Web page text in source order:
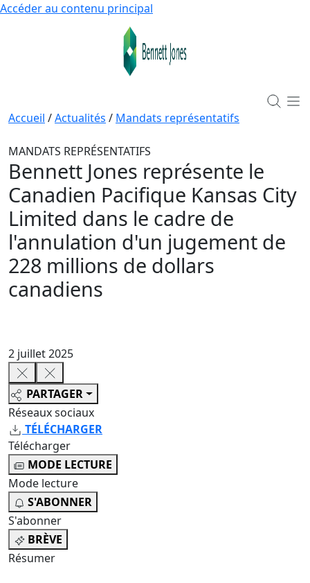
Accéder au contenu principal
Accueil /Actualités / Mandats représentatifs
MANDATS REPRÉSENTATIFS
Bennett Jones représente le
Canadien Pacifique Kansas City
Limited dans le cadre de
l'annulation d'un jugement de
228 millions de dollars
canadiens
2 juillet 2025
PARTAGER
Réseaux sociaux
TÉLÉCHARGER
Télécharger
MODE LECTURE
Mode lecture
S'ABONNER
S'abonner
BRÈVE
Résumer